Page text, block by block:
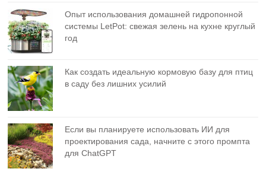
Опыт использования домашней гидропонной
системы LetPot: свежая зелень на кухне круглый
год
Как создать идеальную кормовую базу для птиц
в саду без лишних усилий
Если вы планируете использовать ИИ для
проектирования сада, начните с этого промпта
для ChatGPT